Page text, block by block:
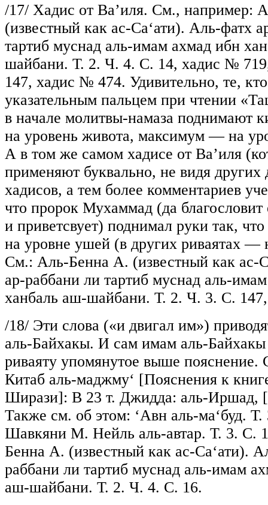
/17/ Хадис от Ва’иля. См., например:
(известный как ас-Са‘ати). Аль-фатх
тартиб муснад аль-имам ахмад ибн
шайбани. Т. 2. Ч. 4. С. 14, хадис №
147, хадис № 474. Удивительно, те,
указательным пальцем при чтении
в начале молитвы-намаза поднимают
на уровень живота, максимум — на
А в том же самом хадисе от Ва’иля
применяют буквально, не видя других
хадисов, а тем более комментариев
что пророк Мухаммад (да благословит
и приветсвует) поднимал руки так,
на уровне ушей (в других риваятах —
См.: Аль-Бенна А. (известный как ас-
ар-раббани ли тартиб муснад аль-
ханбаль аш-шайбани. Т. 2. Ч. 3. С.
/18/ Эти слова («и двигал им»)
аль-Байхакы. И сам имам аль-Байхакы
риваяту упомянутое выше
Китаб аль-маджму‘ [Пояснения к
Ширази]: В 23 т. Джидда: аль-Иршад,
Также см. об этом: ‘Авн аль-ма‘буд.
Шавкяни М. Нейль аль-автар. Т. 3. С.
Бенна А. (известный как ас-Са‘ати).
раббани ли тартиб муснад аль-имам
аш-шайбани. Т. 2. Ч. 4. С. 16.